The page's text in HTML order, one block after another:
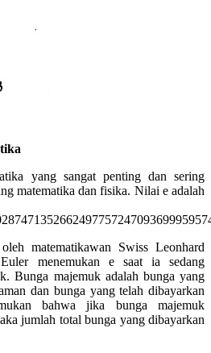
yang sangat penting dan sering
matematika dan fisika. Nilai e adalah
matematikawan Swiss Leonhard
menemukan e saat ia sedang
Bunga majemuk adalah bunga yang
dan bunga yang telah dibayarkan
bahwa jika bunga majemuk
jumlah total bunga yang dibayarkan